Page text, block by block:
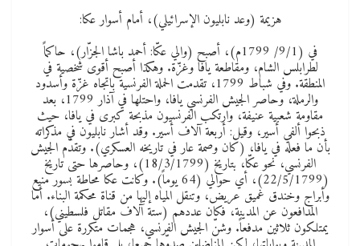
هزيمة (وعد نابليون الإسرائيلي)، أمام أسوار عكا:
في (9/1/ 1799م)، أصبح (والي عكّا: أحمد باشا الجزّار)، حاكماً
لطرابلس الشام، ومقاطعة يافا وغزّة. وهكذا أصبح أقوى شخصية في
المنطقة. وفي شباط 1799، تقدمت الحملة الفرنسية باتجاه غزّة وأسدود
والرملة، وحاصر الجيش الفرنسي يافا، واحتلها في آذار 1799، بعد
مقاومة شعبية عنيفة، وارتكب الفرنسيون مذبحة كبرى في يافا، حيث
ذبحوا ألفي أسير، وقيل: أربعة آلاف أسير. وقد أشار نابليون في مذكراته
بأن ما فعله في يافا، (كان وصمة عار في تاريخه العسكري). وتقدّم الجيش
الفرنسي، نحو عكّا، بتاريخ (18/3/1799)، وحاصرها حتى تاريخ
(22/5/1799)، أي حوالي (64 يوماً). وكانت عكا محاطة بسور منيع
وأبراج وخندق غميق عريض، وتنقل المياه إليها من قناة محكمة البناء. أما
المدافعون عن المدينة، فكان عددهم (ستة آلاف مقاتل فلسطيني)،
يمتلكون ثلاثين مدفعاً. وشنّ الجيش الفرنسي، هجمات متكررة على أسوار